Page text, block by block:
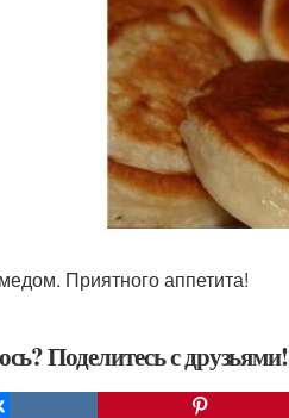
Приятного аппетита!
Поделитесь с друзьями!